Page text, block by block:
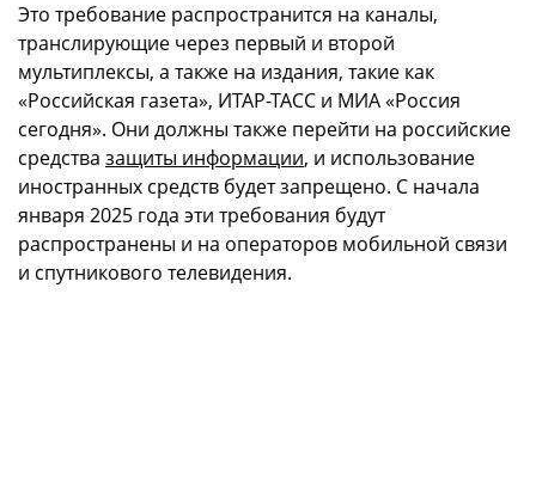
Это требование распространится на каналы,
транслирующие через первый и второй
мультиплексы, а также на издания, такие как
«Российская газета», ИТАР-ТАСС и МИА «Россия
сегодня». Они должны также перейти на российские
средства защиты информации, и использование
иностранных средств будет запрещено. С начала
января 2025 года эти требования будут
распространены и на операторов мобильной связи
и спутникового телевидения.